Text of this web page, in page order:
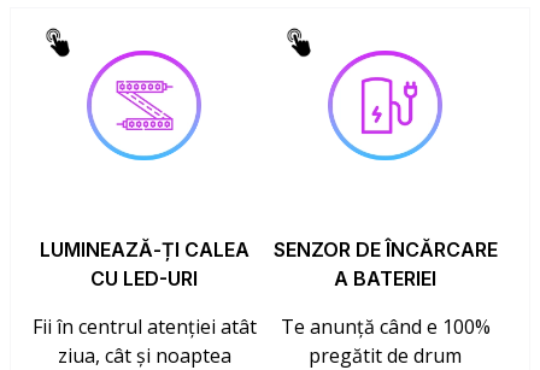
LUMINEAZĂ-ȚI CALEA
CU LED-URI
Fii în centrul atenției atât
ziua, cât și noaptea
SENZOR DE ÎNCĂRCARE
A BATERIEI
Te anunță când e 100%
pregătit de drum